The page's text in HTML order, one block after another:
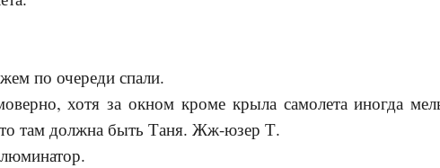
по очереди спали.
хотя за окном кроме крыла самолета иногда
то там должна быть Таня. Жж-юзер Т.